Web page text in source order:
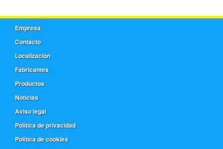
Empresa
Contacto
Localización
Fabricantes
Productos
Noticias
Aviso legal
Política de privacidad
Política de cookies